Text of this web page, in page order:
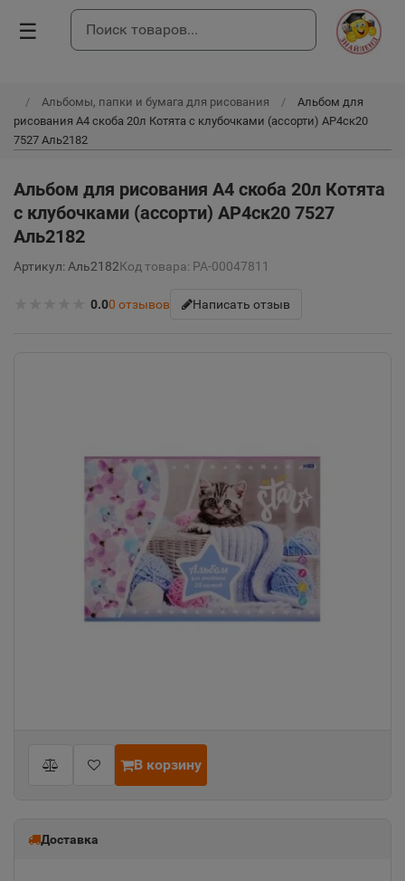
☰
Альбомы, папки и бумага для рисования
Альбом для
рисования А4 скоба 20л Котята с клубочками (ассорти) АР4ск20
7527 Аль2182
Альбом для рисования А4 скоба 20л Котята
с клубочками (ассорти) АР4ск20 7527
Аль2182
Артикул: Аль2182Код товара: РА-00047811
0.00 отзывов Написать отзыв
В корзину
Доставка